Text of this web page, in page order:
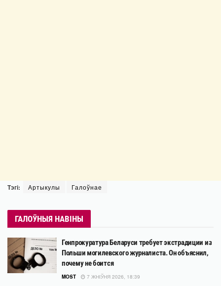
Тэгі: Артыкулы Галоўнае
ГАЛОЎНЫЯ НАВІНЫ
Генпрокуратура Беларуси требует экстрадиции из
Польши могилевского журналиста. Он объяснил,
почему не боится
MOST 7 ЖНІЎНЯ 2026, 18:39